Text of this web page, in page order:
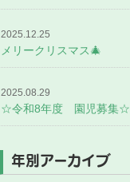
2025.12.25
メリークリスマス🎄
2025.08.29
☆令和8年度 園児募集☆
年別アーカイブ